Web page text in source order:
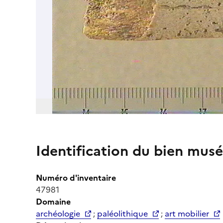
Identification du bien
Numéro d'inventaire
47981
Domaine
archéologie
; paléolithique ; art mobilier